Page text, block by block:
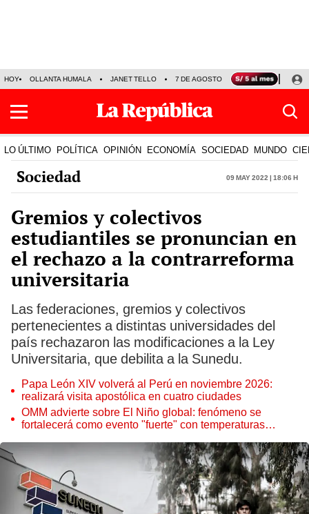
HOY OLLANTA HUMALA JANET TELLO 7 DE AGOSTO TINKA RESULTADOS
LO ÚLTIMO POLÍTICA OPINIÓN ECONOMÍA SOCIEDAD MUNDO
Sociedad 09 May 2022 | 18:06 h
Gremios y colectivos
estudiantiles se pronuncian en
el rechazo a la contrarreforma
universitaria
Las federaciones, gremios y colectivos
pertenecientes a distintas universidades del
país rechazaron las modificaciones a la Ley
Universitaria, que debilita a la Sunedu.
Papa León XIV volverá al Perú en noviembre 2026:
realizará visita apostólica en cuatro ciudades
OMM advierte sobre El Niño global: fenómeno se
fortalecerá como evento "fuerte" con temperaturas